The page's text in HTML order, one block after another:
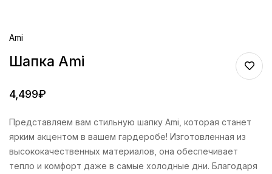
Ami
Шапка Ami
4,499₽
Представляем вам стильную шапку Ami, которая станет
ярким акцентом в вашем гардеробе! Изготовленная из
высококачественных материалов, она обеспечивает
тепло и комфорт даже в самые холодные дни. Благодаря